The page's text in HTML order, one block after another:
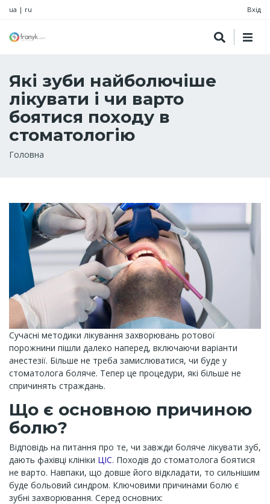
ua | ru Вхід
Які зуби найболючіше
лікувати і чи варто
боятися походу в
стоматологію
Рядок
Головна
Сучасні методики лікування захворювань ротової
порожнини пішли далеко наперед, включаючи варіанти
анестезії. Більше не треба замислюватися, чи буде у
стоматолога боляче. Тепер це процедури, які більше не
спричинять страждань.
Що є основною причиною
болю?
Відповідь на питання про те, чи завжди боляче лікувати зуб,
дають фахівці клініки ЦІС. Походів до стоматолога боятися
не варто. Навпаки, що довше його відкладати, то сильнішим
буде больовий синдром. Ключовими причинами болю є
зубні захворювання. Серед основних: